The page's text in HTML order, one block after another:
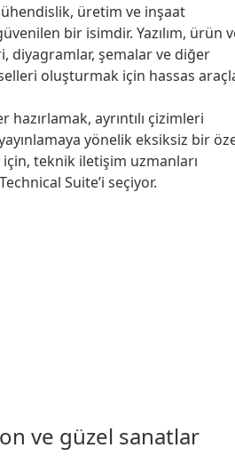
üretim ve inşaat
bir isimdir. Yazılım, ürün
diyagramlar, şemalar ve diğer
oluşturmak için hassas
hazırlamak, ayrıntılı çizimleri
yönelik eksiksiz bir
teknik iletişim uzmanları
Suite’i seçiyor.
ve güzel sanatlar